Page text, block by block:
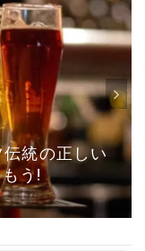
統の正しい
う!